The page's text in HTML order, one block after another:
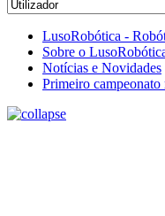
LusoRobótica -
Sobre o
Notícias e Novidades
Primeiro